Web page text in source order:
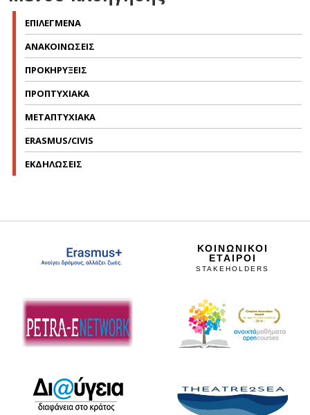
ΕΠΙΛΕΓΜΕΝΑ
ΑΝΑΚΟΙΝΩΣΕΙΣ
ΠΡΟΚΗΡΥΞΕΙΣ
ΠΡΟΠΤΥΧΙΑΚΑ
ΜΕΤΑΠΤΥΧΙΑΚΑ
ERASMUS/CIVIS
ΕΚΔΗΛΩΣΕΙΣ
ΚΟΙΝΩΝΙΚΟΙ
ΕΤΑΙΡΟΙ
STAKEHOLDERS